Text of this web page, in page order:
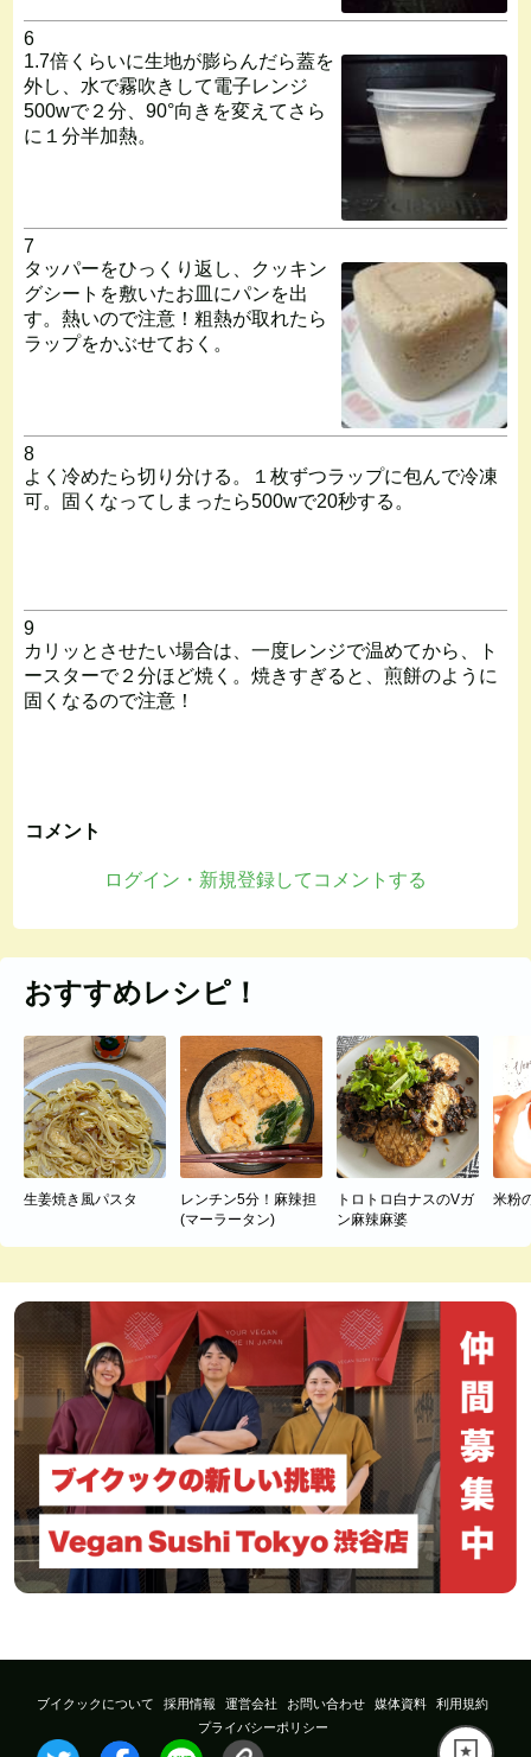
6
1.7倍くらいに生地が膨らんだら蓋を
外し、水で霧吹きして電子レンジ
500wで２分、90°向きを変えてさら
に１分半加熱。
7
タッパーをひっくり返し、クッキン
グシートを敷いたお皿にパンを出
す。熱いので注意！粗熱が取れたら
ラップをかぶせておく。
8
よく冷めたら切り分ける。１枚ずつラップに包んで冷凍
可。固くなってしまったら500wで20秒する。
9
カリッとさせたい場合は、一度レンジで温めてから、ト
ースターで２分ほど焼く。焼きすぎると、煎餅のように
固くなるので注意！
コメント
ログイン・新規登録してコメントする
おすすめレシピ！
生姜焼き風パスタ
レンチン5分！麻辣担
(マーラータン)
トロトロ白ナスのVガ
ン麻辣麻婆
米粉
ブイクックについて 採用情報 運営会社 お問い合わせ 媒体資料
利用規約
プライバシーポリシー